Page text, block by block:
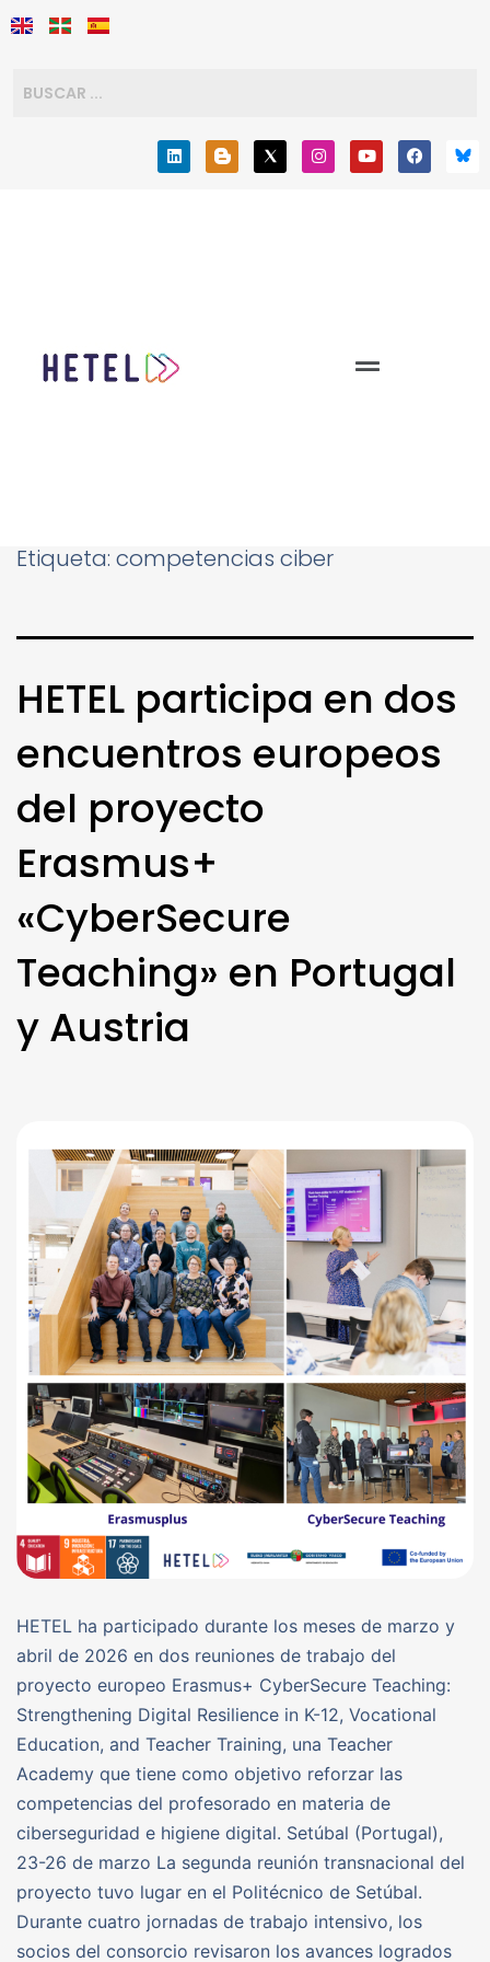
Etiqueta: competencias ciber
HETEL participa en dos
encuentros europeos
del proyecto
Erasmus+
«CyberSecure
Teaching» en Portugal
y Austria
HETEL ha participado durante los meses de marzo y
abril de 2026 en dos reuniones de trabajo del
proyecto europeo Erasmus+ CyberSecure Teaching:
Strengthening Digital Resilience in K-12, Vocational
Education, and Teacher Training, una Teacher
Academy que tiene como objetivo reforzar las
competencias del profesorado en materia de
ciberseguridad e higiene digital. Setúbal (Portugal),
23-26 de marzo La segunda reunión transnacional del
proyecto tuvo lugar en el Politécnico de Setúbal.
Durante cuatro jornadas de trabajo intensivo, los
socios del consorcio revisaron los avances logrados